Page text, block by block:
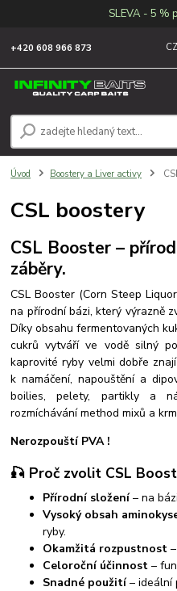
SLEVA - 5 %
+420 608 966 873
Úvod Boostery a Liver activy
CSL boostery
CSL Booster –
záběry.
CSL Booster (Corn Steep
na přírodní bázi, který výrazně
Díky obsahu fermentovaných
cukrů vytváří ve vodě silný
kaprovité ryby velmi dobře
k namáčení, napouštění a
boilies, pelety, partikly a
rozmíchávání method mixů a
Nerozpouští PVA !
🎣 Proč zvolit CSL
Přírodní složení– na
Vysoký obsah
ryby.
Okamžitá rozpustnost
Celoroční účinnost –
Snadné použití– ideální